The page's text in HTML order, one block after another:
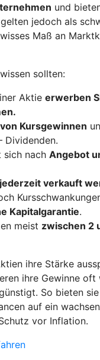
und
jedoch als
Maß an
sollten:
Aktie erwerben
Kursgewinnen
Dividenden.
sich nach Angebot
verkauft
Kapitalgarantie.
meist zwischen 2
ihre Stärke
ihre Gewinne oft
So bieten
auf ein
vor Inflation.